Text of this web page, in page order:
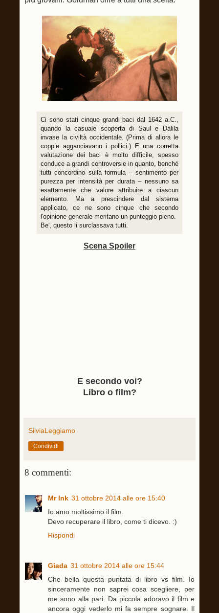
Ci sono stati cinque grandi baci dal 1642 a.C.,
quando la casuale scoperta di Saul e Dalila
invase la civiltà occidentale. (Prima di allora le
coppie agganciavano i pollici.) E una corretta
valutazione dei baci è molto difficile, spesso
conduce a grandi controversie in quanto, benché
tutti concordino sulla formula – sentimento per
purezza per intensità per durata – nessuno sa
esattamente che valore attribuire a ciascun
elemento. Ma a prescindere dal sistema
applicato, ce ne sono cinque che secondo
l'opinione generale meritano un punteggio pieno.
Be', questo li surclassava tutti.
Scena Spoiler
E secondo voi?
Libro o film?
SilviaLeggiamo
Condividi
8 commenti:
Mr Ink 31 ottobre 2014 alle ore 15:40
Io amo moltissimo il film.
Devo recuperare il libro, come ti dicevo. :)
Rispondi
Giada 31 ottobre 2014 alle ore 15:44
Che bella questa puntata di libro vs film. Io
sinceramente non saprei cosa scegliere, per
me sono alla pari. Da piccola adoravo il film e
ancora oggi vederlo mi fa sempre sognare. Il